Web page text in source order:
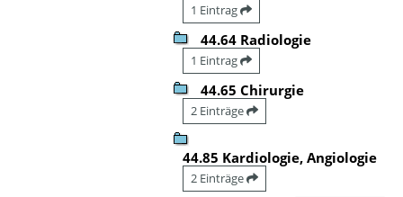
1 Eintrag
44.64 Radiologie
1 Eintrag
44.65 Chirurgie
2 Einträge
44.85 Kardiologie, Angiologie
2 Einträge